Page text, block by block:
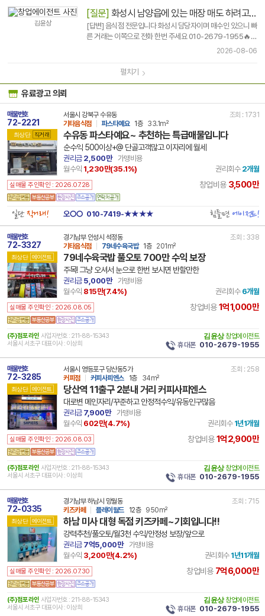
김윤상
[질문] 화성시 남양읍에 있는 매장 매도 하려고합니다
[답변] 음식점 전문입니다 화성시 담당자이며 매수인 있으니 빠
른 거래는 이쪽으로 전화 한번 주세요 010-2679-1955🔥
2026-08-06
펼치기
유료광고 의뢰
매물번호
72-2221
최상단 직거래
서울시 강북구 수유동
조회 : 1731
기타음식점
파스타예요 1층 33.1m²
수유동 파스타예요~ 추천하는 특급매물입니다
순수익 500이상+@ 단골고객많고 이자리에 월세
권리금2,500만
가맹비용
월수익 1,230만(35.1%) 권리회수 2개월
실매물 주인확인 : 2026.07.28 창업비용 3,500만
일단직거래! 오○○ 010-7419-★★★★ 힘들면에이전트!
매물번호
72-3327
최상단 에이전트
경기남부 안성시 석정동
조회 : 338
기타음식점
79네수육국밥 1층 201m²
79네수육국밥 풀오토 700만 수익 보장
주목! 그냥 오셔서 눈으로 한번 보시면 반할만한
권리금5,000만
가맹비용
월수익 815만(7.4%) 권리회수 6개월
실매물 주인확인 : 2026.08.05 창업비용1억1,000만
(주)점포라인 사업자번호 : 211-88-15343
서울시 서초구 대표이사 : 이상희
김윤상 창업에이전트
휴대폰 010-2679-1955
매물번호
72-3285
최상단 에이전트
서울시 영등포구 당산동5가
조회 : 258
커피점
커피사피엔스 1층 34m²
당산역 11출구 2분내 거리 커피사피엔스
대로변 메인자리/꾸준하고 안정적수익/유동인구많음
권리금7,900만
가맹비용
월수익 602만(4.7%) 권리회수 1년1개월
실매물 주인확인 : 2026.08.03 창업비용1억2,900만
(주)점포라인 사업자번호 : 211-88-15343
서울시 서초구 대표이사 : 이상희
김윤상 창업에이전트
휴대폰 010-2679-1955
매물번호
72-0335
최상단 에이전트
경기남부 하남시 망월동
조회 : 715
키즈카페
플레이월드 12층 950m²
하남 미사 대형 독점 키즈카페~기회입니다!!
강력추천/풀오토/월3천 수익/안정성 보장/앞으로
권리금7억5,000만
가맹비용
월수익 3,200만(4.2%) 권리회수 1년11개월
실매물 주인확인 : 2026.07.30 창업비용 7억6,000만
(주)점포라인 사업자번호 : 211-88-15343
서울시 서초구 대표이사 : 이상희
김윤상 창업에이전트
휴대폰 010-2679-1955